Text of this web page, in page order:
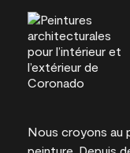
Nous croyons au
peinture. Depuis